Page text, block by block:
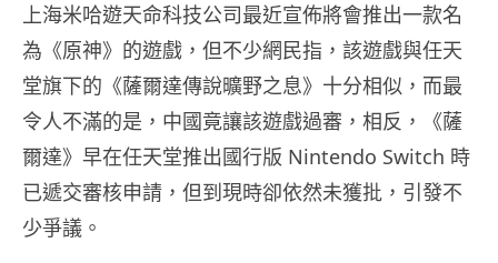
上海米哈遊天命科技公司最近宣佈將會推出一款名
為《原神》的遊戲，但不少網民指，該遊戲與任天
堂旗下的《薩爾達傳說曠野之息》十分相似，而最
令人不滿的是，中國竟讓該遊戲過審，相反，《薩
爾達》早在任天堂推出國行版 Nintendo Switch 時
已遞交審核申請，但到現時卻依然未獲批，引發不
少爭議。